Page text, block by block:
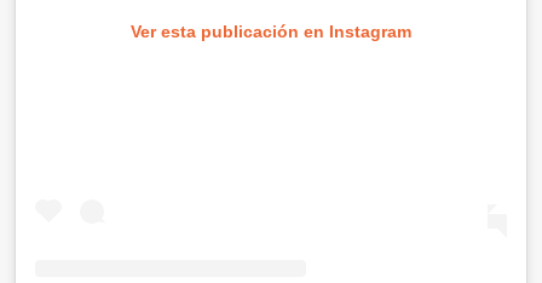
Ver esta publicación en Instagram